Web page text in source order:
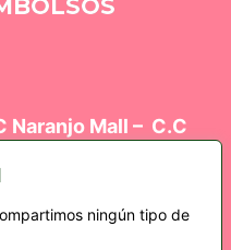
ningún tipo de
Naranjo Mall – C.C